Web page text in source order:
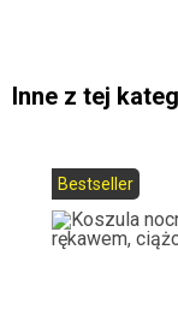
Inne z tej
Bestseller